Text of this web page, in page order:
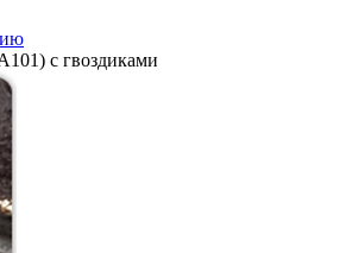
с гвоздиками